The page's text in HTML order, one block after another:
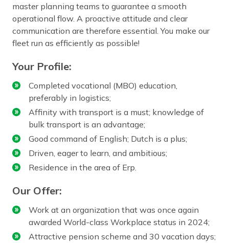
master planning teams to guarantee a smooth
operational flow. A proactive attitude and clear
communication are therefore essential. You make our
fleet run as efficiently as possible!
Your Profile:
Completed vocational (MBO) education,
preferably in logistics;
Affinity with transport is a must; knowledge of
bulk transport is an advantage;
Good command of English; Dutch is a plus;
Driven, eager to learn, and ambitious;
Residence in the area of Erp.
Our Offer:
Work at an organization that was once again
awarded World-class Workplace status in 2024;
Attractive pension scheme and 30 vacation days;